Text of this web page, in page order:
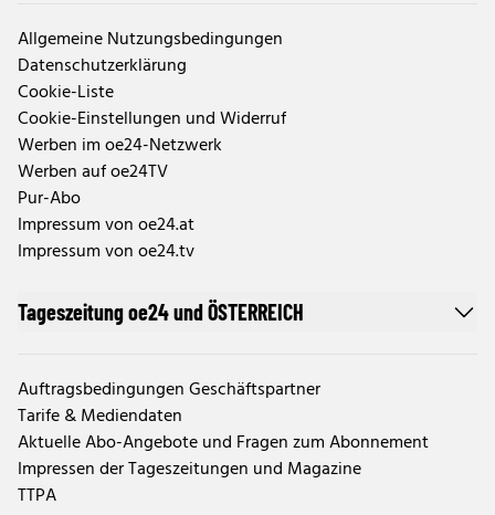
Allgemeine Nutzungsbedingungen
Datenschutzerklärung
Cookie-Liste
Cookie-Einstellungen und Widerruf
Werben im oe24-Netzwerk
Werben auf oe24TV
Pur-Abo
Impressum von oe24.at
Impressum von oe24.tv
Tageszeitung oe24 und ÖSTERREICH
Auftragsbedingungen Geschäftspartner
Tarife & Mediendaten
Aktuelle Abo-Angebote und Fragen zum Abonnement
Impressen der Tageszeitungen und Magazine
TTPA